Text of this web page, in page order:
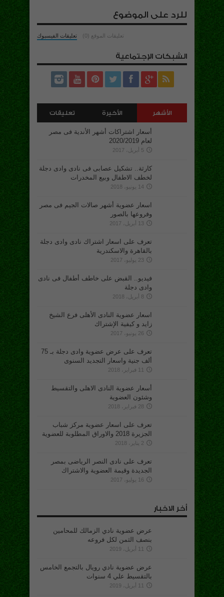
للرد على الموضوع
تعليقات الفيسبوك تعليقات الموقع (0)
الشبكات الإجتماعية
الأشهر الأخيرة تعليقات
أسعار اشتراكات أشهر الأندية فى مصر
لعام 2020/2019
5 أبريل، 2017
كارثة.. تشكيل عصابى فى نادى وادى دجلة
لخطف الاطفال وبيع المخدرات
14 يونيو، 2018
اسعار عضوية أشهر صالات الجيم فى مصر
وفروعها بالصور
13 أبريل، 2017
تعرف على اسعار اشتراك نادى وادى دجلة
بالقاهرة والاسكندرية
23 يوليو، 2017
فيديو.. القبض على خاطف أطفال فى نادى
وادى دجلة
8 أبريل، 2018
اسعار عضوية النادى الأهلى فرع الشيخ
زايد و كيفية الإشتراك
26 يونيو، 2017
تعرف على عرض عضوية وادى دجلة بـ 75
ألف جنية واسعار التجديد السنوى
11 فبراير، 2018
أسعار عضوية النادى الاهلى والتقسيط
وشئون العضوية
28 فبراير، 2018
تعرف على اسعار عضوية مركز شباب
الجزيرة 2018 والاوراق المطلوبة للعضوية
2 يناير، 2018
تعرف على نادى النصر الرياضى بمصر
الجديدة وقيمة العضوية والاشتراك
16 يوليو، 2017
أخر الاخبار
عرض عضوية نادي الزمالك للمحامين
بنصف الثمن لكل فروعه
11 أبريل، 2019
عرض عضوية نادي رويال بالتجمع الخامس
بالتقسيط علي 4 سنوات
11 أبريل، 2019